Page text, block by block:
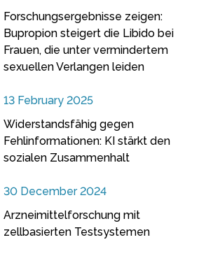
Forschungsergebnisse zeigen:
Bupropion steigert die Libido bei
Frauen, die unter vermindertem
sexuellen Verlangen leiden
13 February 2025
Widerstandsfähig gegen
Fehlinformationen: KI stärkt den
sozialen Zusammenhalt
30 December 2024
Arzneimittelforschung mit
zellbasierten Testsystemen